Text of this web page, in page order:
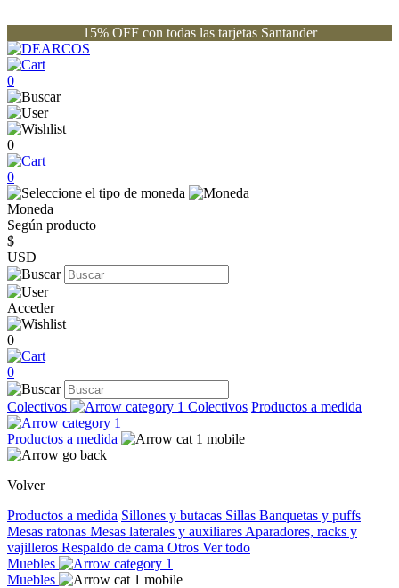
15% OFF con todas las tarjetas Santander
0
0
0
Moneda
Según producto
$
USD
Acceder
0
0
Colectivos Colectivos Productos a medida
Productos a medida
Volver
Productos a medida Sillones y butacas Sillas Banquetas y puffs
Mesas ratonas Mesas laterales y auxiliares Aparadores, racks y
vajilleros Respaldo de cama Otros Ver todo
Muebles
Muebles